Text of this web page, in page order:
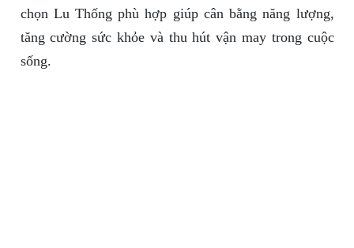
chọn Lu Thống phù hợp giúp cân bằng năng lượng,
tăng cường sức khỏe và thu hút vận may trong cuộc
sống.